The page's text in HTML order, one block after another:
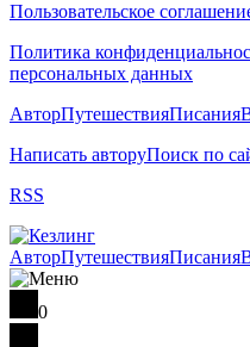
Пользовательское
Политика
персональных данных
АвторПутешествияПисания
Написать авторуПоиск по
RSS
АвторПутешествияПисания
0